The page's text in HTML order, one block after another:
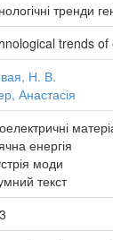
тренди
trends
Н. В.
Анастасія
енергія
моди
текст